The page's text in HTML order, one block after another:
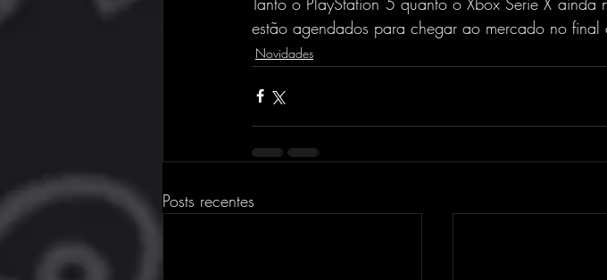
estão agendados para chegar ao mercado no final
Novidades
Posts recentes